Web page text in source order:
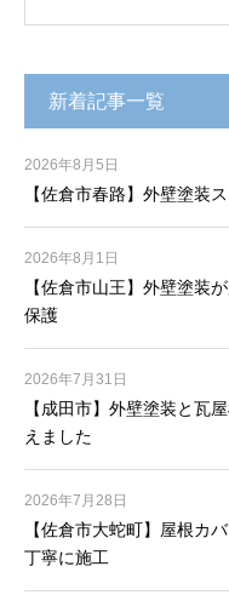
新着記事一覧
【佐倉市春路】外壁塗装
2026年8月5日
【佐倉市山王】外壁塗装
保護
2026年8月1日
【成田市】外壁塗装と瓦
えました
2026年7月31日
【佐倉市大蛇町】屋根カ
丁寧に施工
2026年7月28日